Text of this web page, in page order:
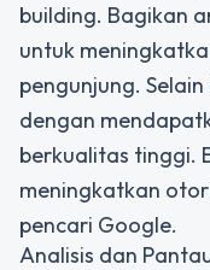
building. Bagikan
untuk
pengunjung.
dengan
berkualitas tinggi.
meningkatkan
pencari Google.
Analisis dan